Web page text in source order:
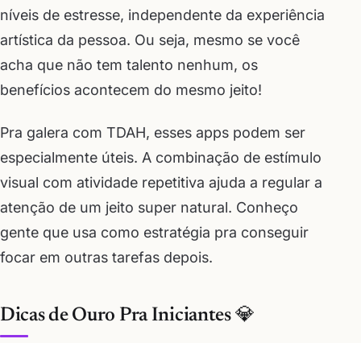
níveis de estresse, independente da experiência
artística da pessoa. Ou seja, mesmo se você
acha que não tem talento nenhum, os
benefícios acontecem do mesmo jeito!
Pra galera com TDAH, esses apps podem ser
especialmente úteis. A combinação de estímulo
visual com atividade repetitiva ajuda a regular a
atenção de um jeito super natural. Conheço
gente que usa como estratégia pra conseguir
focar em outras tarefas depois.
Dicas de Ouro Pra Iniciantes 💎